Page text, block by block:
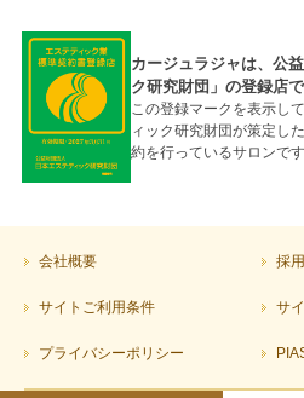
カージュラジャは、公
ク研究財団」の登録店で
この登録マークを表示し
ィック研究財団が策定し
約を行っているサロンです
会社概要 採
サイトご利用条件 サ
プライバシーポリシー